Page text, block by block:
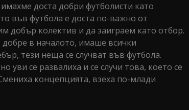
доста добри футболисти като
във футбола е доста по-важно от
добър колектив и да заиграем като отбор.
в началото, имаше всички
тези неща се случват във футбола.
се развалиха и се случи това, което се
концепцията, взеха по-млади